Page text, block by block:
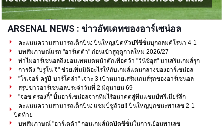
ARSENAL NEWS : ข่าวอัพเดทของอาร์เซน่อล
คะแนนความสามารถเด็กปืน: ปืนใหญ่เปิดหัวปรีซีซั่นบุกถล่มคิโรน่า 4-1
บทสัมภาษณ์แรก "อาร์เตต้า" ก่อนเข้าสู่ฤดูกาลใหม่ 2026/27
ทำไมอาร์เซน่อลถึงยอมเทหมดหน้าตักเพื่อคว้า "วินิซิอุส" มาเสริมเกมส์รุก
การดึง "บรูโน่ จี" ช่วยเพิ่มมิติอะไรให้กับเกมส์แดนกลางของอาร์เซน่อล
"โรเจอร์-ครูปี-บาร์โคล่า" เจาะ 3 เป้าหมายเสริมเกมส์รุกของอาร์เซน่อล
สรุปข่าวอาร์เซน่อลประจำวันที่ 2 มิถุนายน 69
"จอซ ครองกี้" ปั้นอาร์เซน่อลจากทีมไร้อนาคตสู่ทีมแชมป์พรีเมียร์ลีก
คะแนนความสามารถเด็กปืน: แชมป์ชูถ้วย!! ปืนใหญ่บุกชนะพาเลซ 2-1
ปิดท้าย
บทสัมภาษณ์ "อาร์เตต้า" ก่อนเกมส์นัดปิดซีซั่นในการเยือนพาเลซ